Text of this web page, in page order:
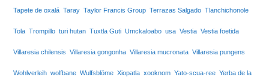
Tapete de oxalá Taray Taylor Francis Group Terrazas Salgado Tlanchichonole
Tola Trompillo turi hutan Tuxtla Guti Umckaloabo usa Vestia Vestia foetida
Villaresia chilensis Villaresia gongonha Villaresia mucronata Villaresia pungens
Wohlverleih wolfbane Wulfsblöme Xiopatla xooknom Yato-scua-ree Yerba de la